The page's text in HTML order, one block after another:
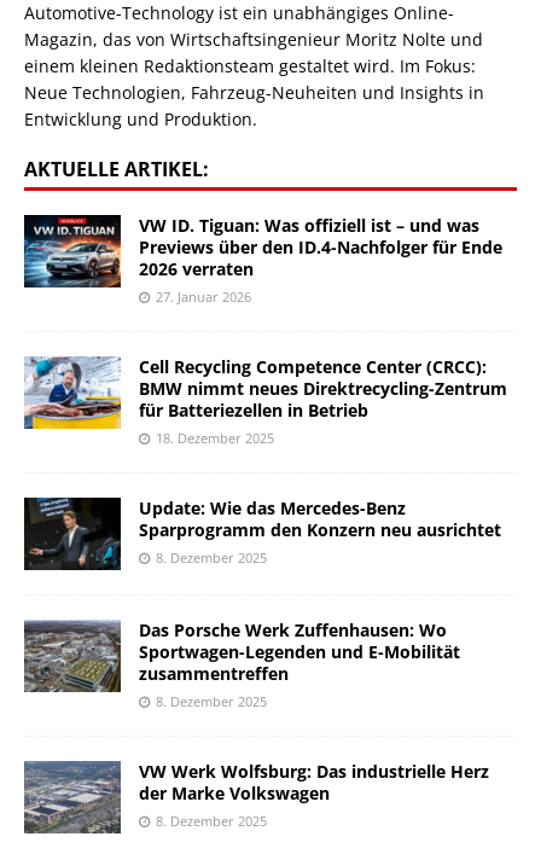
Automotive-Technology ist ein unabhängiges Online-
Magazin, das von Wirtschaftsingenieur Moritz Nolte und
einem kleinen Redaktionsteam gestaltet wird. Im Fokus:
Neue Technologien, Fahrzeug-Neuheiten und Insights in
Entwicklung und Produktion.
AKTUELLE ARTIKEL:
VW ID. Tiguan: Was offiziell ist – und was
Previews über den ID.4-Nachfolger für Ende
2026 verraten
27. Januar 2026
Cell Recycling Competence Center (CRCC):
BMW nimmt neues Direktrecycling-Zentrum
für Batteriezellen in Betrieb
18. Dezember 2025
Update: Wie das Mercedes-Benz
Sparprogramm den Konzern neu ausrichtet
8. Dezember 2025
Das Porsche Werk Zuffenhausen: Wo
Sportwagen-Legenden und E-Mobilität
zusammentreffen
8. Dezember 2025
VW Werk Wolfsburg: Das industrielle Herz
der Marke Volkswagen
8. Dezember 2025